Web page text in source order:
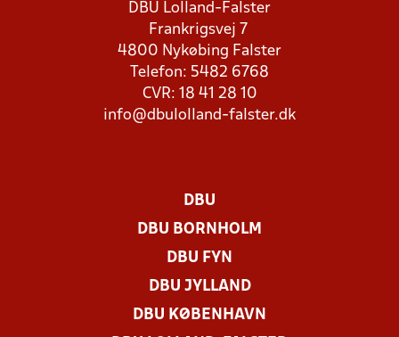
DBU Lolland-Falster
Frankrigsvej 7
4800 Nykøbing Falster
Telefon: 5482 6768
CVR: 18 41 28 10
info@dbulolland-falster.dk
DBU
DBU BORNHOLM
DBU FYN
DBU JYLLAND
DBU KØBENHAVN